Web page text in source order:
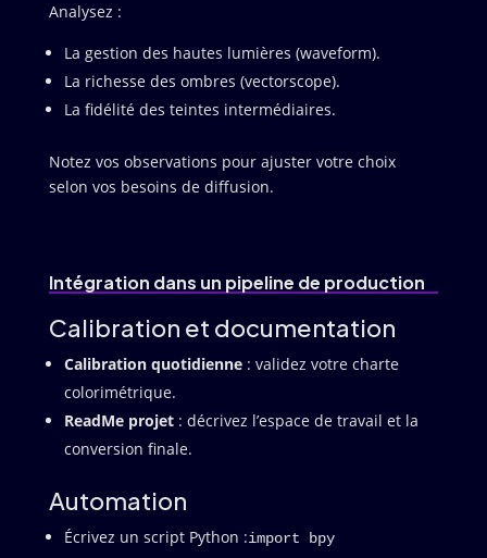
Analysez :
La gestion des hautes lumières (waveform).
La richesse des ombres (vectorscope).
La fidélité des teintes intermédiaires.
Notez vos observations pour ajuster votre choix
selon vos besoins de diffusion.
Intégration dans un pipeline de production
Calibration et documentation
Calibration quotidienne: validez votre charte
colorimétrique.
ReadMe projet: décrivez l’espace de travail et la
conversion finale.
Automation
Écrivez un script Python :import bpy